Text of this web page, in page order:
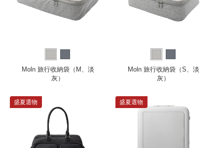
Moln 旅行收納袋（M、淡
灰）
Moln 旅行收納袋（S、淡
灰）
盛夏選物 盛夏選物